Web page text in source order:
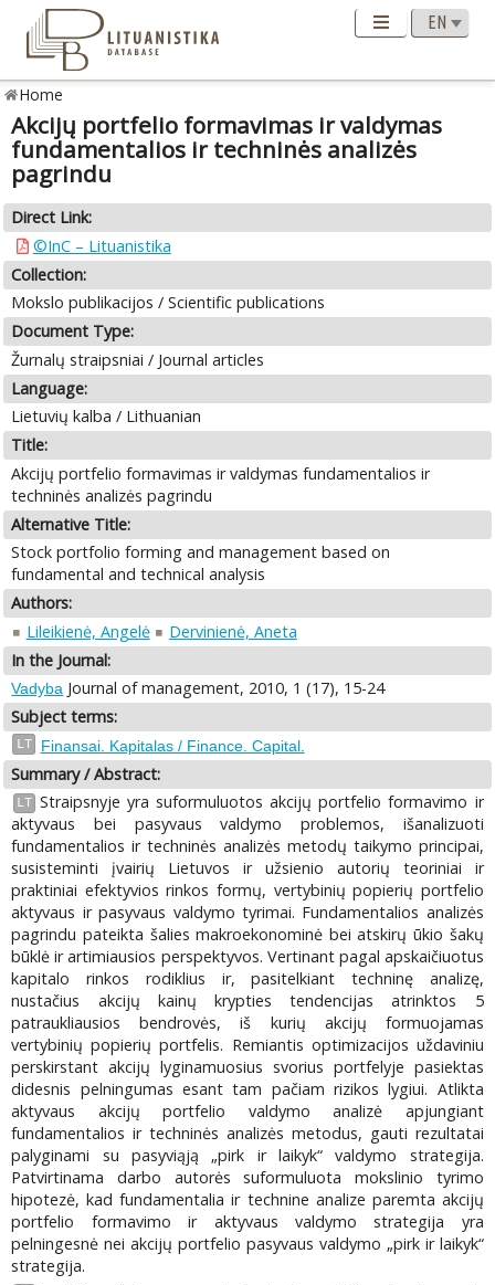
Home
Akcijų portfelio formavimas ir valdymas
fundamentalios ir techninės analizės
pagrindu
Direct Link:
©InC – Lituanistika
Collection:
Mokslo publikacijos / Scientific publications
Document Type:
Žurnalų straipsniai / Journal articles
Language:
Lietuvių kalba / Lithuanian
Title:
Akcijų portfelio formavimas ir valdymas fundamentalios ir
techninės analizės pagrindu
Alternative Title:
Stock portfolio forming and management based on
fundamental and technical analysis
Authors:
Lileikienė, Angelė
Dervinienė, Aneta
In the Journal:
Vadyba Journal of management, 2010, 1 (17), 15-24
Subject terms:
LT Finansai. Kapitalas / Finance. Capital.
Summary / Abstract:
LT Straipsnyje yra suformuluotos akcijų portfelio formavimo ir
aktyvaus bei pasyvaus valdymo problemos, išanalizuoti
fundamentalios ir techninės analizės metodų taikymo principai,
susisteminti įvairių Lietuvos ir užsienio autorių teoriniai ir
praktiniai efektyvios rinkos formų, vertybinių popierių portfelio
aktyvaus ir pasyvaus valdymo tyrimai. Fundamentalios analizės
pagrindu pateikta šalies makroekonominė bei atskirų ūkio šakų
būklė ir artimiausios perspektyvos. Vertinant pagal apskaičiuotus
kapitalo rinkos rodiklius ir, pasitelkiant techninę analizę,
nustačius akcijų kainų krypties tendencijas atrinktos 5
patraukliausios bendrovės, iš kurių akcijų formuojamas
vertybinių popierių portfelis. Remiantis optimizacijos uždaviniu
perskirstant akcijų lyginamuosius svorius portfelyje pasiektas
didesnis pelningumas esant tam pačiam rizikos lygiui. Atlikta
aktyvaus akcijų portfelio valdymo analizė apjungiant
fundamentalios ir techninės analizės metodus, gauti rezultatai
palyginami su pasyviąją „pirk ir laikyk“ valdymo strategija.
Patvirtinama darbo autorės suformuluota mokslinio tyrimo
hipotezė, kad fundamentalia ir technine analize paremta akcijų
portfelio formavimo ir aktyvaus valdymo strategija yra
pelningesnė nei akcijų portfelio pasyvaus valdymo „pirk ir laikyk“
strategija.